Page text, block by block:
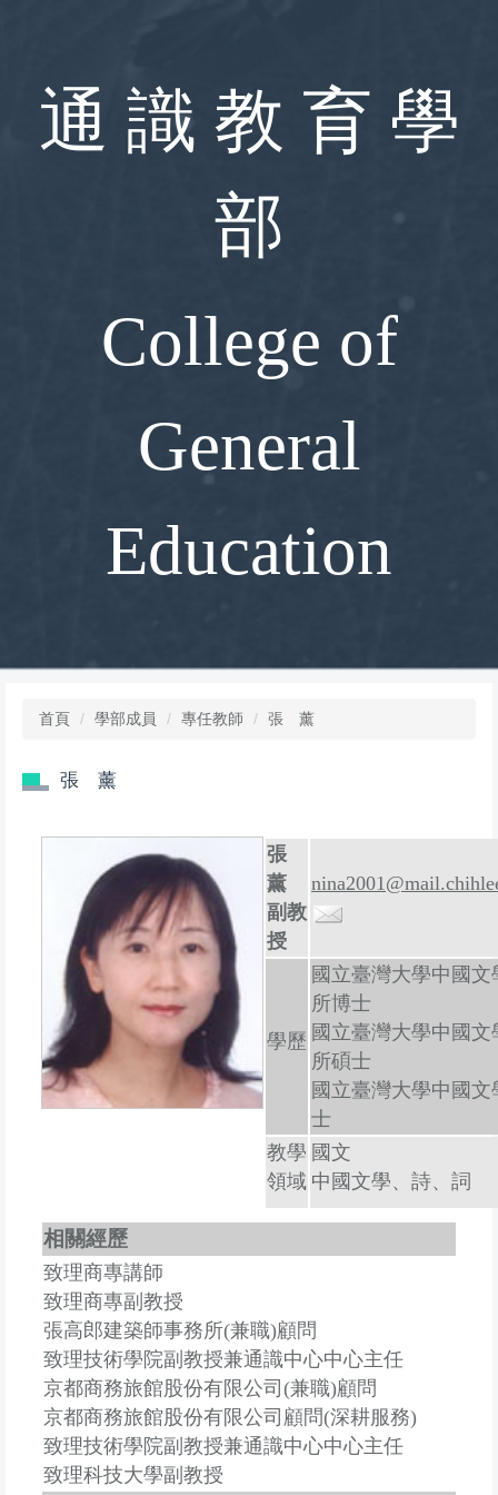
通 識 教 育 學
部
College of
General
Education
首頁 學部成員 專任教師 張 薰
張 薰
張
薰
副教
授
學歷
國立臺灣大學中國文
所博士
國立臺灣大學中國文
所碩士
國立臺灣大學中國文
士
教學
領域
國文
中國文學、詩、詞
相關經歷
致理商專講師
致理商專副教授
張高郎建築師事務所(兼職)顧問
致理技術學院副教授兼通識中心中心主任
京都商務旅館股份有限公司(兼職)顧問
京都商務旅館股份有限公司顧問(深耕服務)
致理技術學院副教授兼通識中心中心主任
致理科技大學副教授